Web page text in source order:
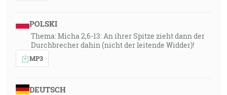
POLSKI
Thema: Micha 2,6-13: An ihrer Spitze zieht dann der
Durchbrecher dahin (nicht der leitende Widder)!
MP3
DEUTSCH